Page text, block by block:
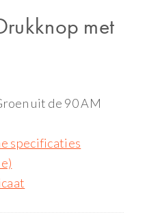
met
uit de 90 AM
specificaties